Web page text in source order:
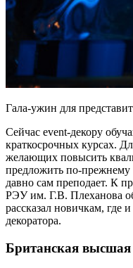
Гала-ужин для
Сейчас event-декору
краткосрочных курсах.
желающих повысить
предложить по-
давно сам преподает. К
РЭУ им. Г.В. Плеханова
рассказал новичкам, где
декоратора.
Британская